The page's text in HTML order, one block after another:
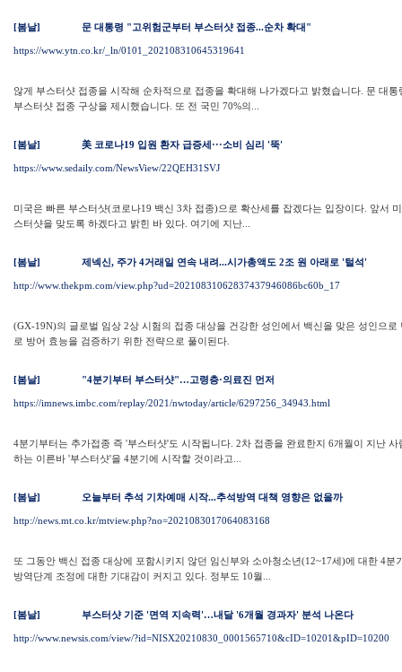
[봄날] 문 대통령 "고위험군부터 부스터샷 접종...순차 확대"
https://www.ytn.co.kr/_ln/0101_202108310645319641
않게 부스터샷 접종을 시작해 순차적으로 접종을 확대해 나가겠다고 밝혔습니다. 문 대
부스터샷 접종 구상을 제시했습니다. 또 전 국민 70%의...
[봄날] 美 코로나19 입원 환자 급증세···소비 심리 '뚝'
https://www.sedaily.com/NewsView/22QEH31SVJ
미국은 빠른 부스터샷(코로나19 백신 3차 접종)으로 확산세를 잡겠다는 입장이다. 앞서
스터샷을 맞도록 하겠다고 밝힌 바 있다. 여기에 지난...
[봄날] 제넥신, 주가 4거래일 연속 내려...시가총액도 2조 원 아래로 '털석'
http://www.thekpm.com/view.php?ud=20210831062837437946086bc60b_17
(GX-19N)의 글로벌 임상 2상 시험의 접종 대상을 건강한 성인에서 백신을 맞은 성인으
로 방어 효능을 검증하기 위한 전략으로 풀이된다.
[봄날] "4분기부터 부스터샷"…고령층·의료진 먼저
https://imnews.imbc.com/replay/2021/nwtoday/article/6297256_34943.html
4분기부터는 추가접종 즉 '부스터샷'도 시작됩니다. 2차 접종을 완료한지 6개월이 지난
하는 이른바 '부스터샷'을 4분기에 시작할 것이라고...
[봄날] 오늘부터 추석 기차예매 시작...추석방역 대책 영향은 없을까
http://news.mt.co.kr/mtview.php?no=2021083017064083168
또 그동안 백신 접종 대상에 포함시키지 않던 임신부와 소아청소년(12~17세)에 대한 4
방역단계 조정에 대한 기대감이 커지고 있다. 정부도 10월...
[봄날] 부스터샷 기준 '면역 지속력'…내달 '6개월 경과자' 분석 나온다
http://www.newsis.com/view/?id=NISX20210830_0001565710&cID=10201&pID=10200